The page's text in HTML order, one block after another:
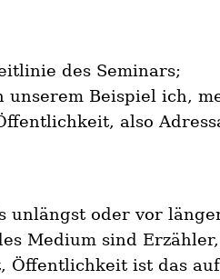
des Seminars;
Beispiel ich,
also
unlängst oder vor
Medium sind
Öffentlichkeit ist das